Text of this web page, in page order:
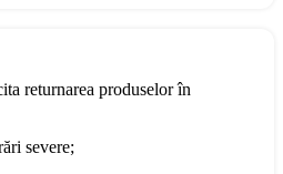
returnarea produselor în
severe;